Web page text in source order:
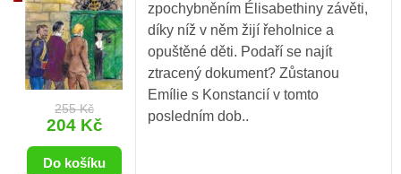
255 Kč
204 Kč
zpochybněním Élisabethiny závěti,
díky níž v něm žijí řeholnice a
opuštěné děti. Podaří se najít
ztracený dokument? Zůstanou
Emílie s Konstancií v tomto
posledním dob..